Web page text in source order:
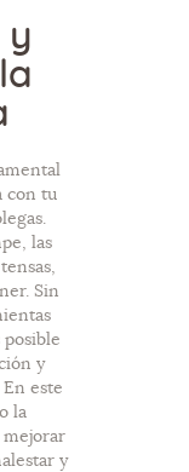
y
con tu
las
Sin
posible
y
este
la
mejorar
y